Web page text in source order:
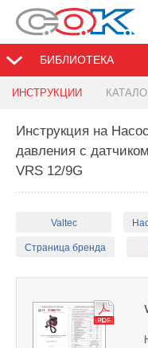
БИБЛИОТЕКА
ИНСТРУКЦИИ
Инструкция на
давления с
VRS 12/9G
Valtec
Страница бренда